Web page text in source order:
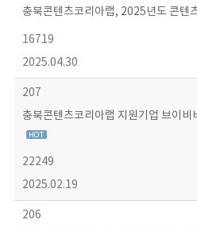
충북콘텐츠코리아랩, 2025년도 콘텐
16719
2025.04.30
207
충북콘텐츠코리아랩 지원기업 브이비
22249
2025.02.19
206